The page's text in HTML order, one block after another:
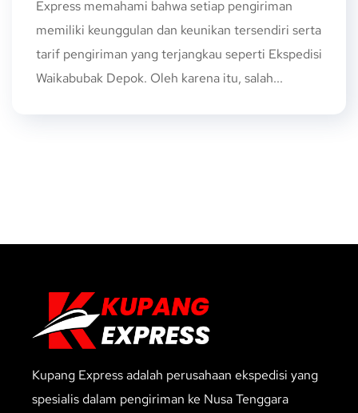
Express memahami bahwa setiap pengiriman
memiliki keunggulan dan keunikan tersendiri serta
tarif pengiriman yang terjangkau seperti Ekspedisi
Waikabubak Depok. Oleh karena itu, salah...
Kupang Express adalah perusahaan ekspedisi yang
spesialis dalam pengiriman ke Nusa Tenggara